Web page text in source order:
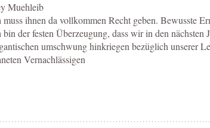
Muehleib
muss ihnen da vollkommen Recht geben. Bewusste
bin der festen Überzeugung, dass wir in den nächsten
umschwung hinkriegen bezüglich unserer
Vernachlässigen